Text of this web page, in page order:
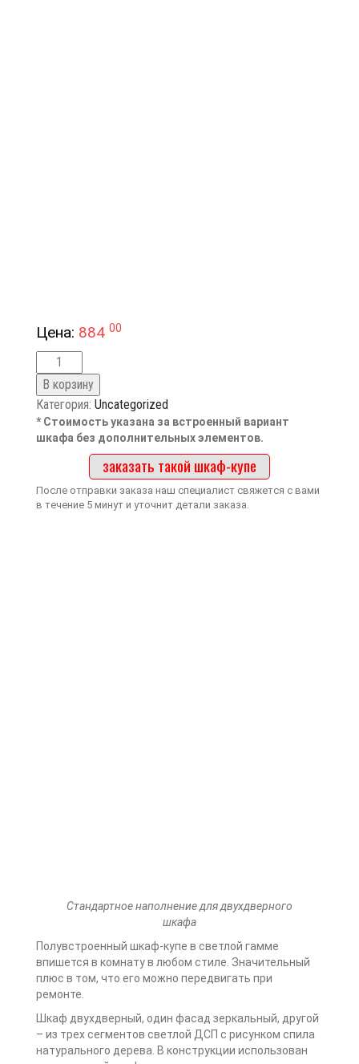
Цена: 88400
В корзину
Категория:Uncategorized
* Стоимость указана за встроенный вариант
шкафа без дополнительных элементов.
заказать такой шкаф-купе
После отправки заказа наш специалист свяжется с вами
в течение 5 минут и уточнит детали заказа.
Стандартное наполнение для двухдверного
шкафа
Полувстроенный шкаф-купе в светлой гамме
впишется в комнату в любом стиле. Значительный
плюс в том, что его можно передвигать при
ремонте.
Шкаф двухдверный, один фасад зеркальный, другой
– из трех сегментов светлой ДСП с рисунком спила
натурального дерева. В конструкции использован